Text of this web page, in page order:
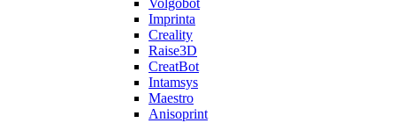
Volgobot
Imprinta
Creality
Raise3D
CreatBot
Intamsys
Maestro
Anisoprint